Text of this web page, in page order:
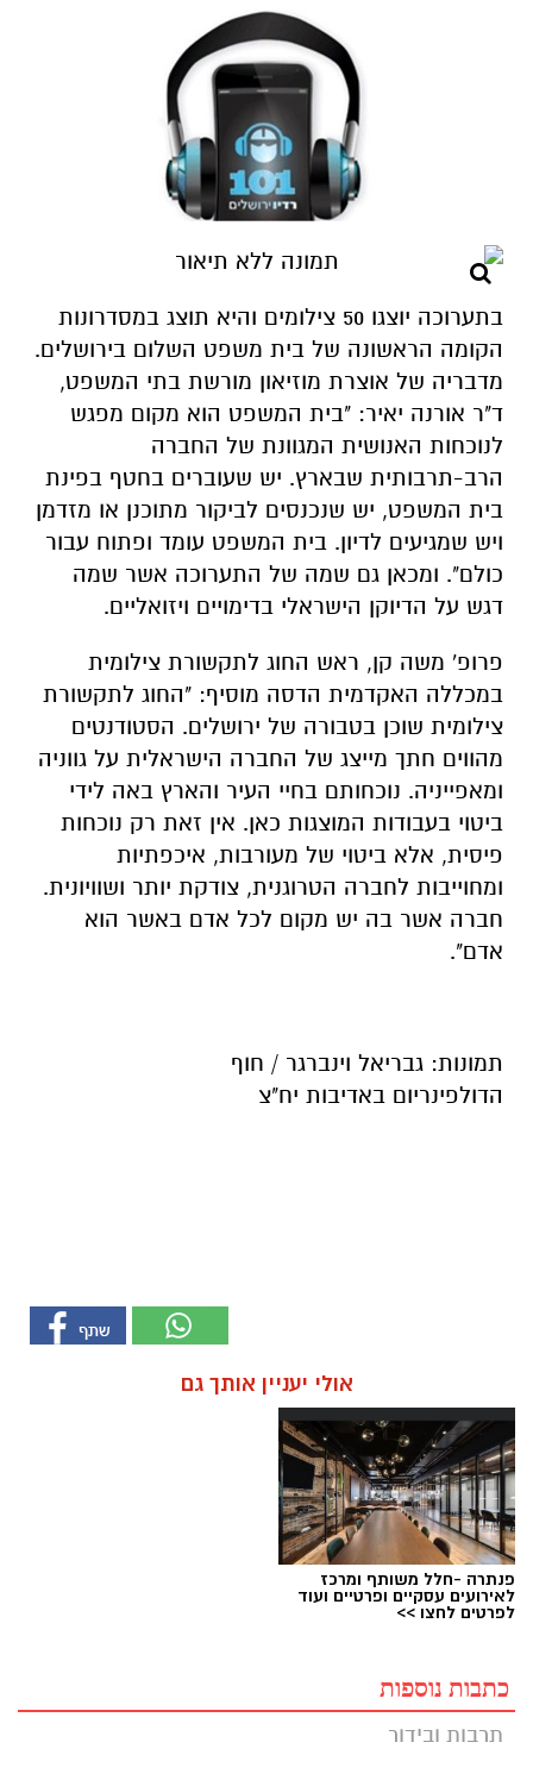
בתערוכה יוצגו 50 צילומים והיא תוצג במסדרונות
הקומה הראשונה של בית משפט השלום בירושלים.
מדבריה של אוצרת מוזיאון מורשת בתי המשפט,
ד"ר אורנה יאיר: "בית המשפט הוא מקום מפגש
לנוכחות האנושית המגוונת של החברה
הרב-תרבותית שבארץ. יש שעוברים בחטף בפינת
בית המשפט, יש שנכנסים לביקור מתוכנן או מזדמן
ויש שמגיעים לדיון. בית המשפט עומד ופתוח עבור
כולם". ומכאן גם שמה של התערוכה אשר שמה
דגש על הדיוקן הישראלי בדימויים ויזואליים.
פרופ' משה קן, ראש החוג לתקשורת צילומית
במכללה האקדמית הדסה מוסיף: "החוג לתקשורת
צילומית שוכן בטבורה של ירושלים. הסטודנטים
מהווים חתך מייצג של החברה הישראלית על גווניה
ומאפייניה. נוכחותם בחיי העיר והארץ באה לידי
ביטוי בעבודות המוצגות כאן. אין זאת רק נוכחות
פיסית, אלא ביטוי של מעורבות, איכפתיות
ומחוייבות לחברה הטרוגנית, צודקת יותר ושוויונית.
חברה אשר בה יש מקום לכל אדם באשר הוא
אדם".
תמונות: גבריאל וינברגר / חוף
הדולפינריום באדיבות יח"צ
אולי יעניין אותך גם
פנתרה -חלל משותף ומרכז
לאירועים עסקיים ופרטיים ועוד
לפרטים לחצו >>
כתבות נוספות
תרבות ובידור